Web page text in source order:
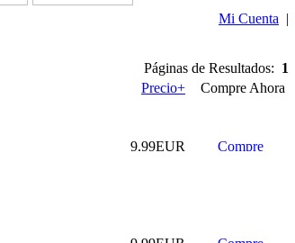
Mi Cuenta |
Páginas de Resultados: 1
Precio+ Compre Ahora
9.99EUR